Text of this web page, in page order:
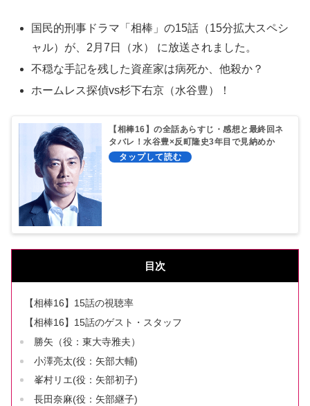
国民的刑事ドラマ「相棒」の15話（15分拡大スペシ
ャル）が、2月7日（水） に放送されました。
不穏な手記を残した資産家は病死か、他殺か？
ホームレス探偵vs杉下右京（水谷豊）！
【相棒16】の全話あらすじ・感想と最終回ネ
タバレ！水谷豊×反町隆史3年目で見納めか
目次
【相棒16】15話の視聴率
【相棒16】15話のゲスト・スタッフ
勝矢（役：東大寺雅夫）
小澤亮太(役：矢部大輔)
峯村リエ(役：矢部初子)
長田奈麻(役：矢部継子)